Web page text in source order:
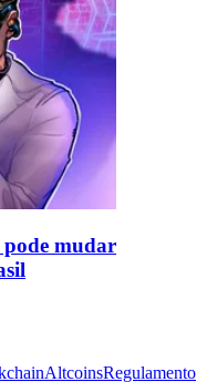
pode mudar
AltcoinsRegulamento